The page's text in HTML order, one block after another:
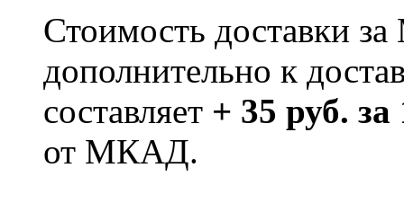
Стоимость доставки
дополнительно к
составляет + 35 руб.
от МКАД.